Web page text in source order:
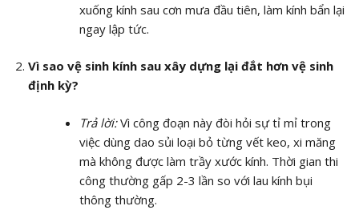
xuống kính sau cơn mưa đầu tiên, làm kính bẩn lại
ngay lập tức.
Vì sao vệ sinh kính sau xây dựng lại đắt hơn vệ sinh
định kỳ?
Trả lời:Vì công đoạn này đòi hỏi sự tỉ mỉ trong
việc dùng dao sủi loại bỏ từng vết keo, xi măng
mà không được làm trầy xước kính. Thời gian thi
công thường gấp 2-3 lần so với lau kính bụi
thông thường.